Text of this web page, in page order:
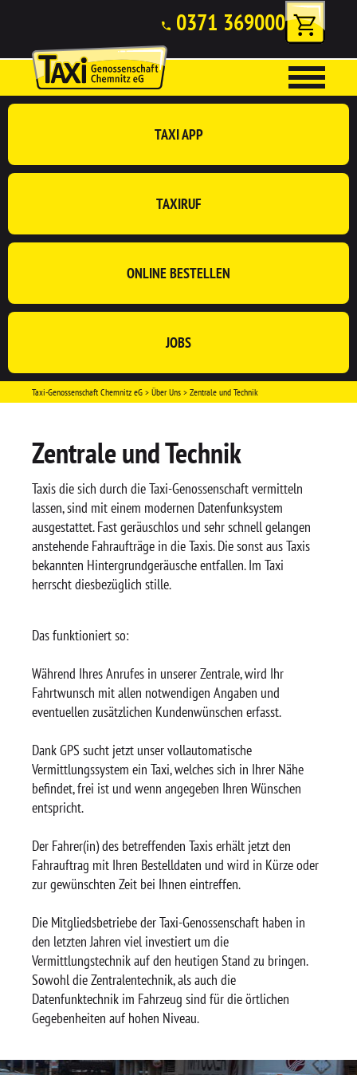
0371 369000
TAXI APP
TAXIRUF
ONLINE BESTELLEN
JOBS
Taxi-Genossenschaft Chemnitz eG Über Uns Zentrale und Technik
Zentrale und Technik
Taxis die sich durch die Taxi-Genossenschaft vermitteln
lassen, sind mit einem modernen Datenfunksystem
ausgestattet. Fast geräuschlos und sehr schnell gelangen
anstehende Fahraufträge in die Taxis. Die sonst aus Taxis
bekannten Hintergrundgeräusche entfallen. Im Taxi
herrscht diesbezüglich stille.
Das funktioniert so:
Während Ihres Anrufes in unserer Zentrale, wird Ihr
Fahrtwunsch mit allen notwendigen Angaben und
eventuellen zusätzlichen Kundenwünschen erfasst.
Dank GPS sucht jetzt unser vollautomatische
Vermittlungssystem ein Taxi, welches sich in Ihrer Nähe
befindet, frei ist und wenn angegeben Ihren Wünschen
entspricht.
Der Fahrer(in) des betreffenden Taxis erhält jetzt den
Fahrauftrag mit Ihren Bestelldaten und wird in Kürze oder
zur gewünschten Zeit bei Ihnen eintreffen.
Die Mitgliedsbetriebe der Taxi-Genossenschaft haben in
den letzten Jahren viel investiert um die
Vermittlungstechnik auf den heutigen Stand zu bringen.
Sowohl die Zentralentechnik, als auch die
Datenfunktechnik im Fahrzeug sind für die örtlichen
Gegebenheiten auf hohen Niveau.